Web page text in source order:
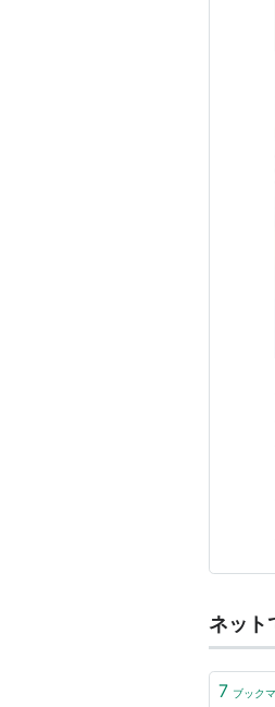
ネット
7 ブック